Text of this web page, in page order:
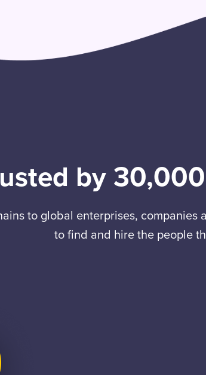
by
to global enterprises,
to find and hire the people